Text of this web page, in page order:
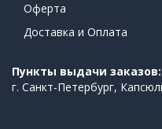
Оферта
Доставка и Оплата
Пункты выдачи заказов:
г. Санкт-Петербург,